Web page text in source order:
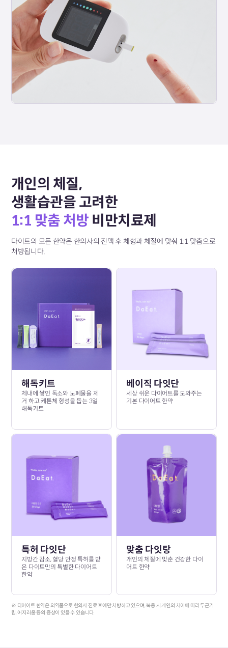
개인의 체질,
생활습관을 고려한
1:1 맞춤 처방 비만치료제
다이트의 모든 한약은 한의사의 진맥 후 체형과 체질에 맞춰 1:1 맞춤으로
처방됩니다.
해독키트
체내에 쌓인 독소와 노폐물을 제
거 하고 케톤체 형성을 돕는 3일
해독키트
베이직 다잇단
세상 쉬운 다이어트를 도와주는
기본 다이어트 한약
특허 다잇단
지방간 감소, 혈당 안정 특허를 받
은 다이트만의 특별한 다이어트
한약
맞춤 다잇탕
개인의 체질에 맞춘 건강한 다이
어트 한약
※ 다이어트 한약은 의약품으로 한의사 진료 후에만 처방하고 있으며, 복용 시 개인의 차이에 따라 두근거
림, 어지러움 등의 증상이 있을 수 있습니다.